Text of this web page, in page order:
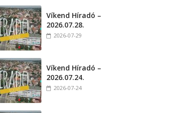
Víkend Híradó –
2026.07.28.
2026-07-29
Víkend Híradó –
2026.07.24.
2026-07-24